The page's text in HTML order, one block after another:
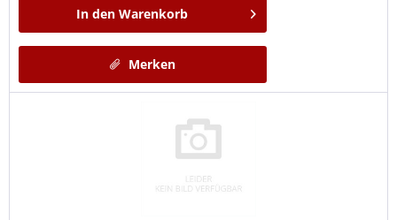
In den Warenkorb
Merken